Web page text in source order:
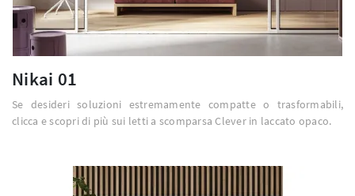
Nikai 01
Se desideri soluzioni estremamente compatte o trasformabili,
clicca e scopri di più sui letti a scomparsa Clever in laccato opaco.